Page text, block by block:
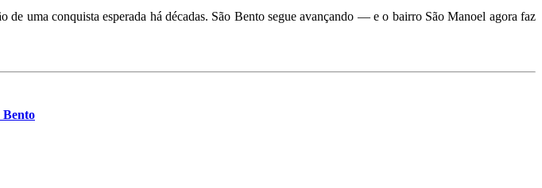
uma conquista esperada há décadas. São Bento segue avançando — e o bairro São Manoel agora faz
Bento